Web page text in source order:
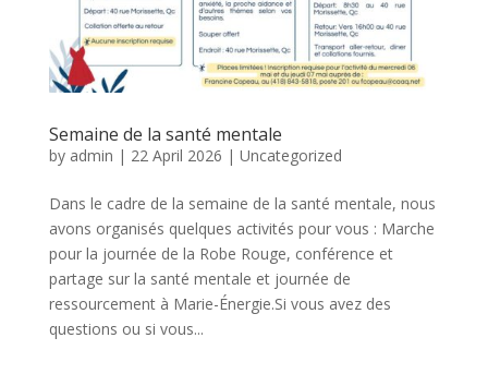
Semaine de la santé mentale
by admin | 22 April 2026 | Uncategorized
Dans le cadre de la semaine de la santé mentale, nous
avons organisés quelques activités pour vous : Marche
pour la journée de la Robe Rouge, conférence et
partage sur la santé mentale et journée de
ressourcement à Marie-Énergie.Si vous avez des
questions ou si vous...